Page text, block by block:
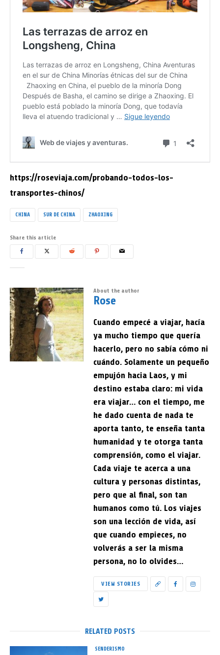
https://roseviaja.com/probando-todos-los-
transportes-chinos/
CHINA SUR DE CHINA ZHAOXING
Share this article
About the author
Rose
Cuando empecé a viajar, hacía
ya mucho tiempo que quería
hacerlo, pero no sabía cómo ni
cuándo. Solamente un pequeño
empujón hacia Laos, y mi
destino estaba claro: mi vida
era viajar… con el tiempo, me
he dado cuenta de nada te
aporta tanto, te enseña tanta
humanidad y te otorga tanta
comprensión, como el viajar.
Cada viaje te acerca a una
cultura y personas distintas,
pero que al final, son tan
humanos como tú. Los viajes
son una lección de vida, así
que cuando empieces, no
volverás a ser la misma
persona, no lo olvides…
VIEW STORIES
RELATED POSTS
SENDERISMO